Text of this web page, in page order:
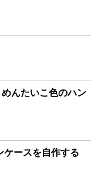
んたいこ色のハン
ケースを自作する